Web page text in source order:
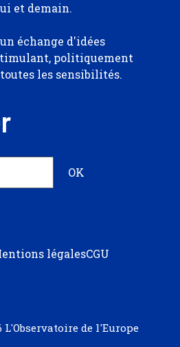
et demain.
échange d'idées
politiquement
les sensibilités.
légalesCGU
de l'Europe